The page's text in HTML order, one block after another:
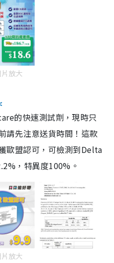
放大
的快速測試劑，現時只
請先注意送貨時間！這款
歐盟認可，可檢測到Delta
，特異度100%。
放大